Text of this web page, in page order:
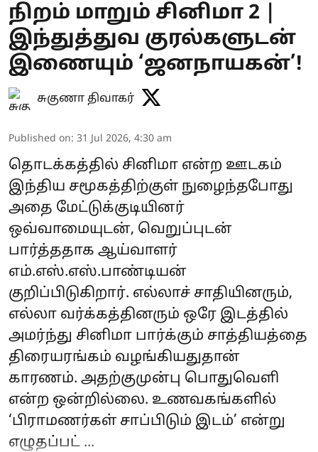
நிறம் மாறும் சினிமா 2 |
இந்துத்துவ குரல்களுடன்
இணையும் ‘ஜனநாயகன்’!
சுகுணா திவாகர்
Published on: 31 Jul 2026, 4:30 am
தொடக்கத்தில் சினிமா என்ற ஊடகம்
இந்திய சமூகத்திற்குள் நுழைந்தபோது
அதை மேட்டுக்குடியினர்
ஒவ்வாமையுடன், வெறுப்புடன்
பார்த்ததாக ஆய்வாளர்
எம்.எஸ்.எஸ்.பாண்டியன்
குறிப்பிடுகிறார். எல்லாச் சாதியினரும்,
எல்லா வர்க்கத்தினரும் ஒரே இடத்தில்
அமர்ந்து சினிமா பார்க்கும் சாத்தியத்தை
திரையரங்கம் வழங்கியதுதான்
காரணம். அதற்குமுன்பு பொதுவெளி
என்ற ஒன்றில்லை. உணவகங்களில்
‘பிராமணர்கள் சாப்பிடும் இடம்’ என்று
எழுதப்பட் ...